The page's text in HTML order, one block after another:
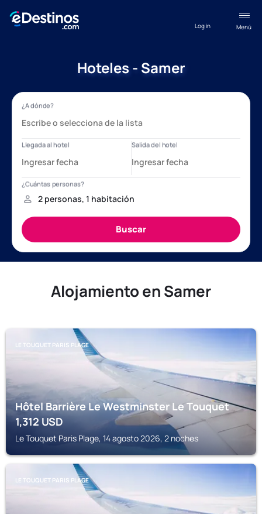
Menú
Log in
Hoteles - Samer
Alojamiento en Samer
LE TOUQUET PARIS PLAGE
Hôtel Barrière Le Westminster Le Touquet
1,312USD
Le Touquet Paris Plage, 14 agosto 2026, 2 noches
LE TOUQUET PARIS PLAGE